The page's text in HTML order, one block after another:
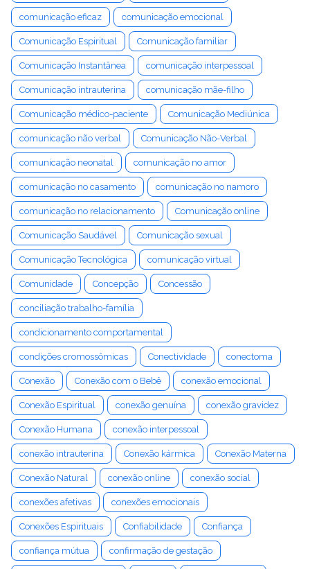
comunicação eficaz comunicação emocional
Comunicação Espiritual Comunicação familiar
Comunicação Instantânea comunicação interpessoal
Comunicação intrauterina comunicação mãe-filho
Comunicação médico-paciente Comunicação Mediúnica
comunicação não verbal Comunicação Não-Verbal
comunicação neonatal comunicação no amor
comunicação no casamento comunicação no namoro
comunicação no relacionamento Comunicação online
Comunicação Saudável Comunicação sexual
Comunicação Tecnológica comunicação virtual
Comunidade Concepção Concessão
conciliação trabalho-família
condicionamento comportamental
condições cromossômicas Conectividade conectoma
Conexão Conexão com o Bebê conexão emocional
Conexão Espiritual conexão genuína conexão gravidez
Conexão Humana conexão interpessoal
conexão intrauterina Conexão kármica Conexão Materna
Conexão Natural conexão online conexão social
conexões afetivas conexões emocionais
Conexões Espirituais Confiabilidade Confiança
confiança mútua confirmação de gestação